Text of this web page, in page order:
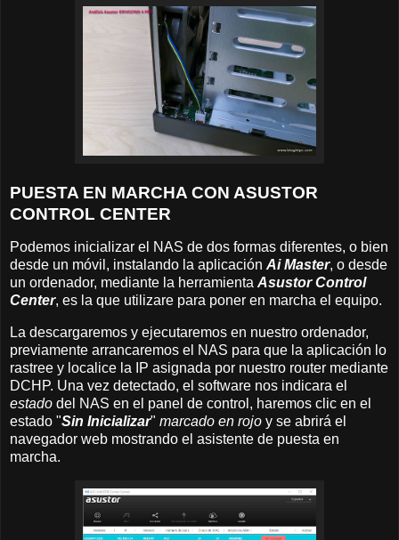
PUESTA EN MARCHA CON ASUSTOR
CONTROL CENTER
Podemos inicializar el NAS de dos formas diferentes, o bien
desde un móvil, instalando la aplicación Ai Master, o desde
un ordenador, mediante la herramienta Asustor Control
Center, es la que utilizare para poner en marcha el equipo.
La descargaremos y ejecutaremos en nuestro ordenador,
previamente arrancaremos el NAS para que la aplicación lo
rastree y localice la IP asignada por nuestro router mediante
DCHP. Una vez detectado, el software nos indicara el
estado del NAS en el panel de control, haremos clic en el
estado "Sin Inicializar" marcado en rojo y se abrirá el
navegador web mostrando el asistente de puesta en
marcha.